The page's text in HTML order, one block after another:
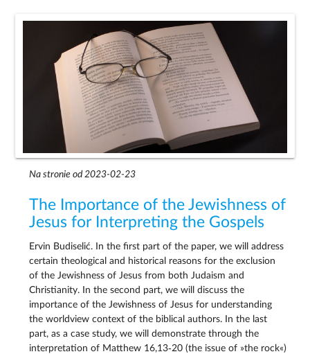
Na stronie od 2023-02-23
The Importance of the Jewishness of
Jesus for Interpreting the Gospels
Ervin Budiselić. In the first part of the paper, we will address
certain theological and historical reasons for the exclusion
of the Jewishness of Jesus from both Judaism and
Christianity. In the second part, we will discuss the
importance of the Jewishness of Jesus for understanding
the worldview context of the biblical authors. In the last
part, as a case study, we will demonstrate through the
interpretation of Matthew 16,13‑20 (the issue of »the rock«)